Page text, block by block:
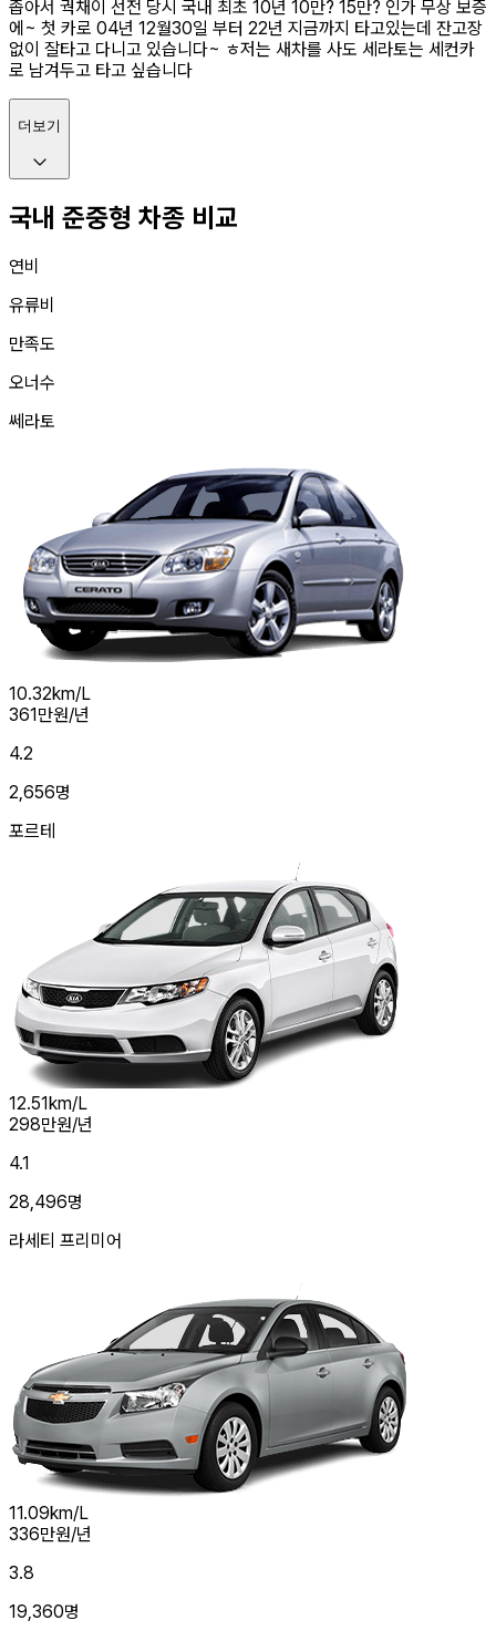
좁아서 궉채이 선전 당시 국내 최초 10년 10만? 15만? 인가 무상 보증
에~ 첫 카로 04년 12월30일 부터 22년 지금까지 타고있는데 잔고장
없이 잘타고 다니고 있습니다~ ㅎ저는 새차를 사도 세라토는 세컨카
로 남겨두고 타고 싶습니다
더보기
국내 준중형 차종 비교
연비
유류비
만족도
오너수
쎄라토
10.32km/L
361만원/년
4.2
2,656명
포르테
12.51km/L
298만원/년
4.1
28,496명
라세티 프리미어
11.09km/L
336만원/년
3.8
19,360명